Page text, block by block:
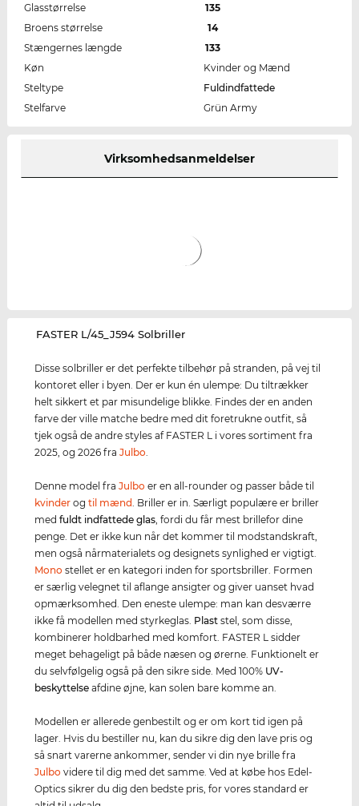
Glasstørrelse
135
Broens størrelse
14
Stængernes længde
133
Køn
Kvinder og Mænd
Steltype
Fuldindfattede
Stelfarve
Grün Army
Virksomhedsanmeldelser
‌FASTER L/45_J594 Solbriller
Disse solbriller er det perfekte tilbehør på stranden, på vej til
kontoret eller i byen. Der er kun én ulempe: Du tiltrækker
helt sikkert et par misundelige blikke. Findes der en anden
farve der ville matche bedre med dit foretrukne outfit, så
tjek også de andre styles af FASTER L i vores sortiment fra
2025, og 2026 fraJulbo
Denne model fraJulbo er en all-rounder og passer både til
kvinder ogtil mænd . Briller er in. Særligt populære er briller
medfuldt indfattede glas , fordi du får mest brillefor dine
penge. Det er ikke kun når det kommer til modstandskraft,
men også nårmaterialets og designets synlighed er vigtigt.
Mono stellet er en kategori inden for sportsbriller. Formen
er særlig velegnet til aflange ansigter og giver uanset hvad
opmærksomhed. Den eneste ulempe: man kan desværre
ikke få modellen med styrkeglas. Plast stel, som disse,
kombinerer holdbarhed med komfort. FASTER L sidder
meget behageligt på både næsen og ørerne. Funktionelt er
du selvfølgelig også på den sikre side. Med 100% UV-
beskyttelse afdine øjne, kan solen bare komme an.
Modellen er allerede genbestilt og er om kort tid igen på
lager. Hvis du bestiller nu, kan du sikre dig den lave pris og
så snart varerne ankommer, sender vi din nye brille fra
Julbo videre til dig med det samme. Ved at købe hos Edel-
Optics sikrer du dig den bedste pris, for vores standard er